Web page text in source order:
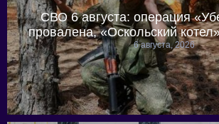
СВО 6 августа: операция
провалена, «Оскольский
6 августа, 2026